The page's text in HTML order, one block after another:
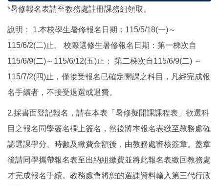
*暑修報名表請至教務處註冊課務組領取。
說明： 1.本校學生暑修報名日期：115/5/18(一)～
115/6/2(二)止。 校際選修生暑修報名日期：第一梯次自
115/6/9(二)～115/6/12(五)止； 第二梯次自115/6/9(二) ～
115/7/2(四)止，僅接受報名已確定開課之科目，凡經完成報
名手續者，不接受退選或退費。
2.採書面登記報名，請在本表「暑修擬開課課程表」欲選科
目之報名同學簽名欄上簽名，然後將本報名表繳至教務處確
認選課學分、時數及繳費金額後，由教務處審核簽章。蓋章
後請同學攜帶報名表至出納組繳費並將此報名表繳回教務處
才完成報名手續。教務處會將您的選課資料輸入第三代行政